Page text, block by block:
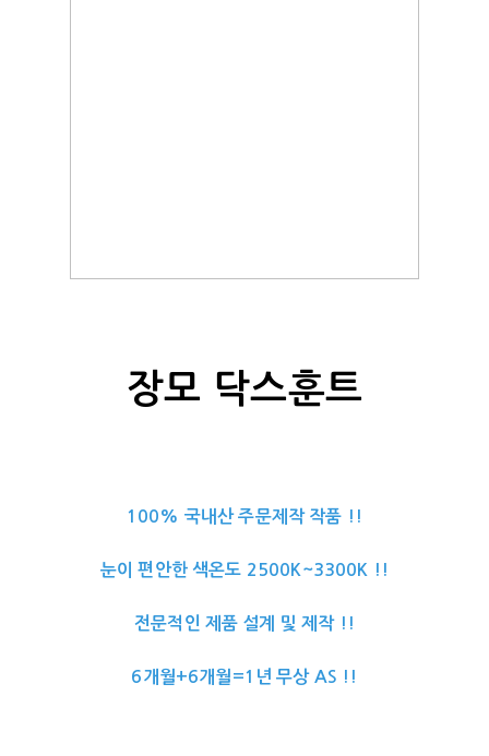
장모 닥스훈트
100% 국내산 주문제작 작품 !!
눈이 편안한 색온도 2500K~3300K !!
전문적인 제품 설계 및 제작 !!
6개월+6개월=1년 무상 AS !!